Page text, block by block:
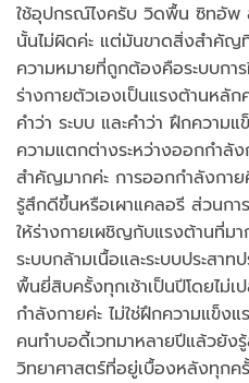
ใช้อุปกรณ์ไงครับ วิดพื้น ซิทอัพ
นั้นไม่ผิดค่ะ แต่มันขาดสิ่งสำคัญ
ความหมายที่ถูกต้องคือระบบกา
ร่างกายตัวเองเป็นแรงต้านหลั
คำว่า ระบบ และคำว่า ฝึกความ
ความแตกต่างระหว่างออกกำลั
สำคัญมากค่ะ การออกกำลังกาย
รู้สึกดีขึ้นหรือเผาแคลอรี ส่วนก
ให้ร่างกายเผชิญกับแรงต้านที่ม
ระบบกล้ามเนื้อและระบบประส
พื้นยี่สิบครั้งทุกเช้าเป็นปีโดยไม่เ
กำลังกายค่ะ ไม่ใช่ฝึกความแข็ง
คนทำบอดี้เวทมาหลายปีแล้วยังรู้
วิทยาศาสตร์ที่อยู่เบื้องหลังทุกค